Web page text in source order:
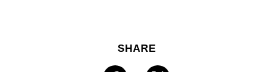
SHARE